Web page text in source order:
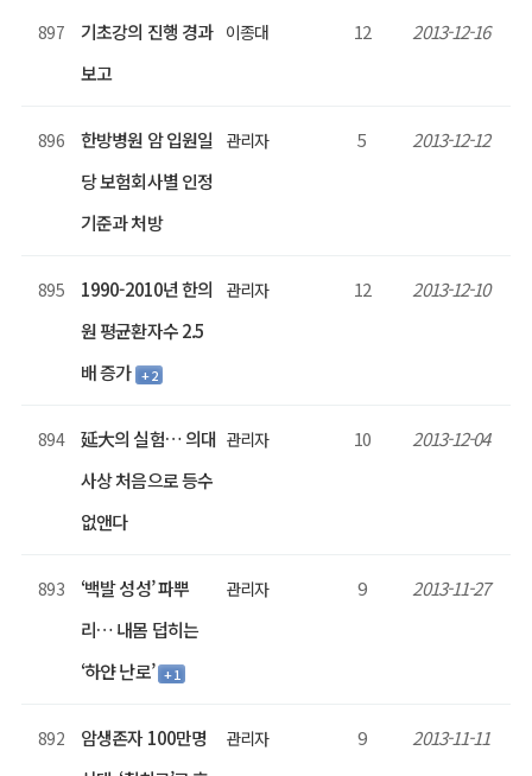
897
기초강의 진행 경과
보고
이종대 12 2013-12-16
896
한방병원 암 입원일
당 보험회사별 인정
기준과 처방
관리자 5 2013-12-12
895
1990-2010년 한의
원 평균환자수 2.5
배 증가 + 2
관리자 12 2013-12-10
894
延大의 실험… 의대
사상 처음으로 등수
없앤다
관리자 10 2013-12-04
893
‘백발 성성’ 파뿌
리… 내몸 덥히는
‘하얀 난로’ + 1
관리자 9 2013-11-27
892
암생존자 100만명
관리자 9 2013-11-11